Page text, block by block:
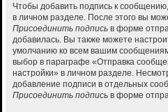
Чтобы добавить подпись к
в личном разделе. После этого вы
Присоединить подпись в форме
добавилась. Вы также можете
умолчанию ко всем вашим
выбор в параграфе «Отправка
настройки» в личном разделе.
добавление подписи в отдельных
Присоединить подпись в форме